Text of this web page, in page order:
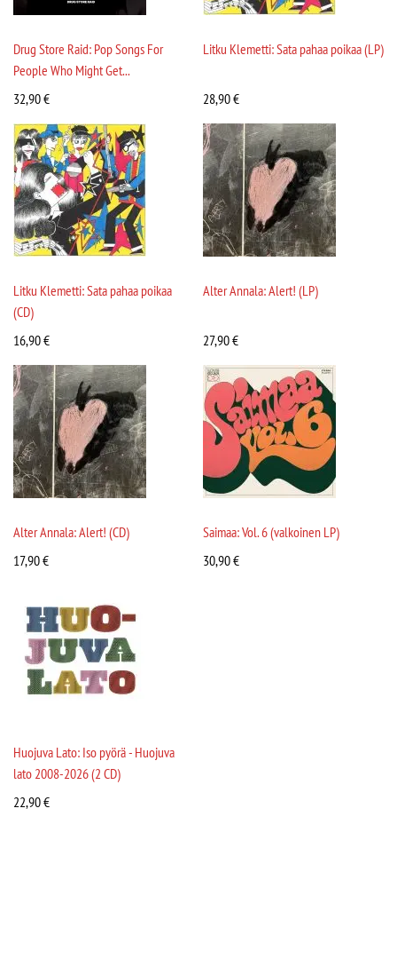
Drug Store Raid: Pop Songs For
People Who Might Get...
32,90€
Litku Klemetti: Sata pahaa poikaa (LP)
28,90€
Litku Klemetti: Sata pahaa poikaa
(CD)
16,90€
Alter Annala: Alert! (LP)
27,90€
Alter Annala: Alert! (CD)
17,90€
Saimaa: Vol. 6 (valkoinen LP)
30,90€
Huojuva Lato: Iso pyörä - Huojuva
lato 2008-2026 (2 CD)
22,90€